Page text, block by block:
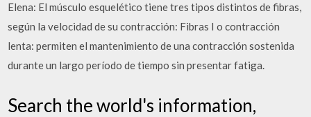
Elena: El músculo esquelético tiene tres tipos distintos de fibras,
según la velocidad de su contracción: Fibras I o contracción
lenta: permiten el mantenimiento de una contracción sostenida
durante un largo período de tiempo sin presentar fatiga.
Search the world's information,